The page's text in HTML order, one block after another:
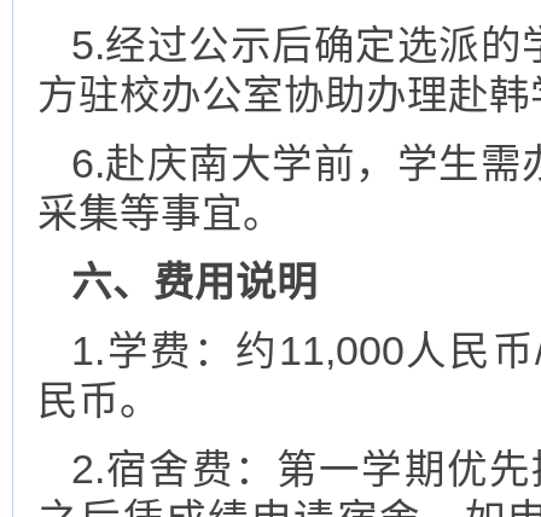
5.经过公示后确定选派
方驻校办公室协助办理赴
6.赴庆南大学前，学生
采集等事宜。
六、费用说明
1.学费：约11,000人民
民币。
2.宿舍费：第一学期优